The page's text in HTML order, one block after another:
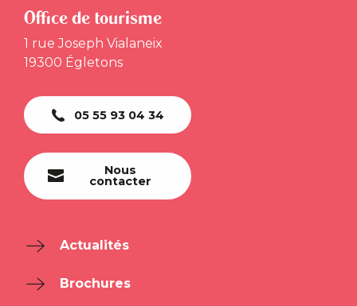
Office de tourisme
1 rue Joseph Vialaneix
19300 Égletons
05 55 93 04 34
Nous
contacter
Actualités
Brochures